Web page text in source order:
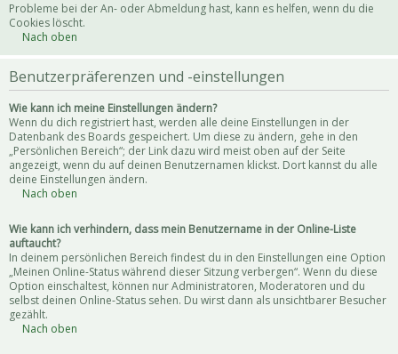
Probleme bei der An- oder Abmeldung hast, kann es helfen, wenn du die
Cookies löscht.
Nach oben
Benutzerpräferenzen und -einstellungen
Wie kann ich meine Einstellungen ändern?
Wenn du dich registriert hast, werden alle deine Einstellungen in der
Datenbank des Boards gespeichert. Um diese zu ändern, gehe in den
„Persönlichen Bereich“; der Link dazu wird meist oben auf der Seite
angezeigt, wenn du auf deinen Benutzernamen klickst. Dort kannst du alle
deine Einstellungen ändern.
Nach oben
Wie kann ich verhindern, dass mein Benutzername in der Online-Liste
auftaucht?
In deinem persönlichen Bereich findest du in den Einstellungen eine Option
„Meinen Online-Status während dieser Sitzung verbergen“. Wenn du diese
Option einschaltest, können nur Administratoren, Moderatoren und du
selbst deinen Online-Status sehen. Du wirst dann als unsichtbarer Besucher
gezählt.
Nach oben